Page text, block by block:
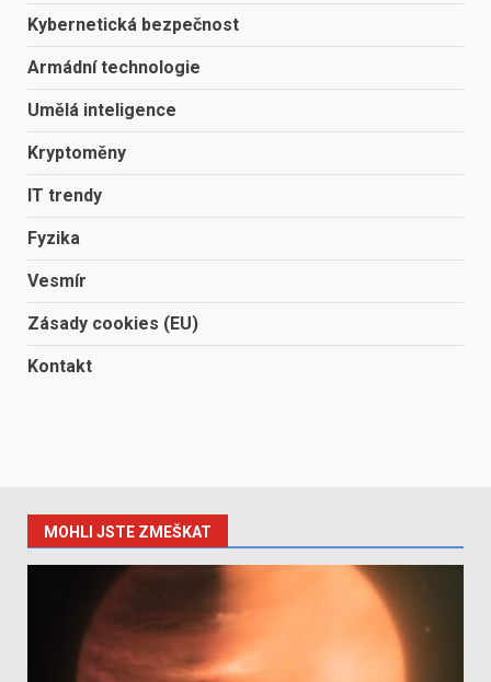
Kybernetická bezpečnost
Armádní technologie
Umělá inteligence
Kryptoměny
IT trendy
Fyzika
Vesmír
Zásady cookies (EU)
Kontakt
MOHLI JSTE ZMEŠKAT